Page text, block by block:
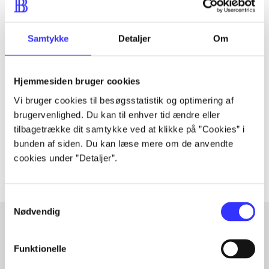
Samtykke Detaljer Om
Hjemmesiden bruger cookies
Vi bruger cookies til besøgsstatistik og optimering af
brugervenlighed. Du kan til enhver tid ændre eller
tilbagetrække dit samtykke ved at klikke på ”Cookies” i
bunden af siden. Du kan læse mere om de anvendte
cookies under ”Detaljer”.
Nødvendig
Funktionelle
Tidsskrift
Artiklen er en del af
lorem ipsum dolor sit amet ...
Tidsskrift
Artiklerne i handler ofte om
Artikler med samme emner